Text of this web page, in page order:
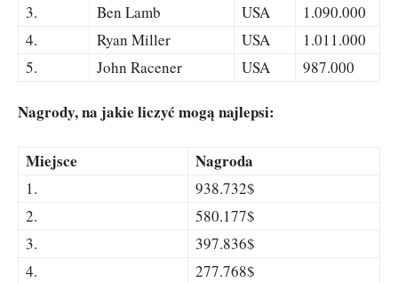
3.
Ben Lamb USA
1.090.000
4.
Ryan Miller USA
1.011.000
5.
John Racener USA 987.000
Nagrody, na jakie liczyć mogą najlepsi:
Miejsce Nagroda
1.
938.732$
2.
580.177$
3.
397.836$
4.
277.768$